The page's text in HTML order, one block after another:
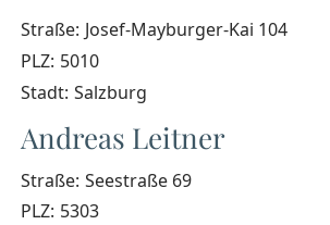
Straße: Josef-Mayburger-Kai 104
PLZ: 5010
Stadt: Salzburg
Andreas Leitner
Straße: Seestraße 69
PLZ: 5303